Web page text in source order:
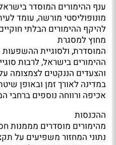
ענף ההימורים המוסדר
מונופוליסטי מורשה, עומד
להיקף ההימורים הבלתי
מחוץ למסגרת
המוסדרת, ולסוגיית
ההימורים בישראל, לרבות
והצעדים הננקטים לצמצומה על
במדינה לאורך זמן ובאופן
אכיפה ורווחה נוספים ברחבי
ההכנסות
מהימורים מוסדרים מממנות
נתוני המחזור משפיעים על